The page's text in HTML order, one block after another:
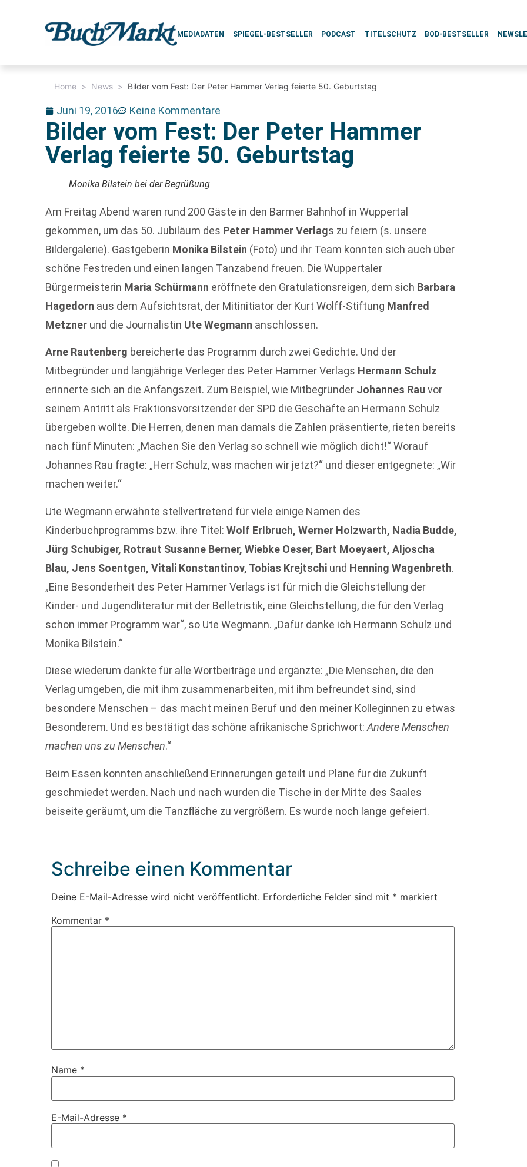
MEDIADATEN SPIEGEL-BESTSELLER PODCAST TITELSCHUTZ BOD-BESTSELLER
Home > News > Bilder vom Fest: Der Peter Hammer Verlag feierte 50. Geburtstag
Juni 19, 2016 Keine Kommentare
Bilder vom Fest: Der Peter Hammer
Verlag feierte 50. Geburtstag
Monika Bilstein bei der Begrüßung
Am Freitag Abend waren rund 200 Gäste in den Barmer Bahnhof in Wuppertal
gekommen, um das 50. Jubiläum des Peter Hammer Verlags zu feiern (s. unsere
Bildergalerie). Gastgeberin Monika Bilstein (Foto) und ihr Team konnten sich auch über
schöne Festreden und einen langen Tanzabend freuen. Die Wuppertaler
Bürgermeisterin Maria Schürmann eröffnete den Gratulationsreigen, dem sich Barbara
Hagedorn aus dem Aufsichtsrat, der Mitinitiator der Kurt Wolff-Stiftung Manfred
Metzner und die Journalistin Ute Wegmann anschlossen.
Arne Rautenberg bereicherte das Programm durch zwei Gedichte. Und der
Mitbegründer und langjährige Verleger des Peter Hammer Verlags Hermann Schulz
erinnerte sich an die Anfangszeit. Zum Beispiel, wie Mitbegründer Johannes Rau vor
seinem Antritt als Fraktionsvorsitzender der SPD die Geschäfte an Hermann Schulz
übergeben wollte. Die Herren, denen man damals die Zahlen präsentierte, rieten bereits
nach fünf Minuten: „Machen Sie den Verlag so schnell wie möglich dicht!“ Worauf
Johannes Rau fragte: „Herr Schulz, was machen wir jetzt?“ und dieser entgegnete: „Wir
machen weiter.“
Ute Wegmann erwähnte stellvertretend für viele einige Namen des
Kinderbuchprogramms bzw. ihre Titel:Wolf Erlbruch, Werner Holzwarth, Nadia Budde,
Jürg Schubiger, Rotraut Susanne Berner, Wiebke Oeser, Bart Moeyaert, Aljoscha
Blau, Jens Soentgen, Vitali Konstantinov, Tobias Krejtschi und Henning Wagenbreth.
„Eine Besonderheit des Peter Hammer Verlags ist für mich die Gleichstellung der
Kinder- und Jugendliteratur mit der Belletristik, eine Gleichstellung, die für den Verlag
schon immer Programm war“, so Ute Wegmann. „Dafür danke ich Hermann Schulz und
Monika Bilstein.“
Diese wiederum dankte für alle Wortbeiträge und ergänzte: „Die Menschen, die den
Verlag umgeben, die mit ihm zusammenarbeiten, mit ihm befreundet sind, sind
besondere Menschen – das macht meinen Beruf und den meiner Kolleginnen zu etwas
Besonderem. Und es bestätigt das schöne afrikanische Sprichwort:Andere Menschen
machen uns zu Menschen.“
Beim Essen konnten anschließend Erinnerungen geteilt und Pläne für die Zukunft
geschmiedet werden. Nach und nach wurden die Tische in der Mitte des Saales
beiseite geräumt, um die Tanzfläche zu vergrößern. Es wurde noch lange gefeiert.
Schreibe einen Kommentar
Deine E-Mail-Adresse wird nicht veröffentlicht. Erforderliche Felder sind mit * markiert
Kommentar *
Name *
E-Mail-Adresse *